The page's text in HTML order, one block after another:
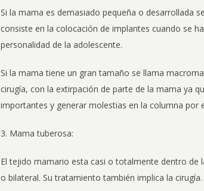
Si la mama es demasiado pequeña o desarrollada
consiste en la colocación de implantes cuando se
personalidad de la adolescente.
Si la mama tiene un gran tamaño se llama
cirugía, con la extirpación de parte de la mama ya
importantes y generar molestias en la columna por
3. Mama tuberosa:
El tejido mamario esta casi o totalmente dentro de
o bilateral. Su tratamiento también implica la cirugía.